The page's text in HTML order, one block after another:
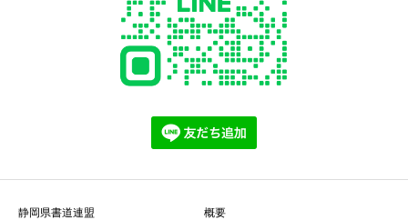
静岡県書道連盟 概要